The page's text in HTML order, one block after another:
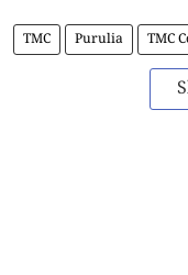
TMC Purulia TMC